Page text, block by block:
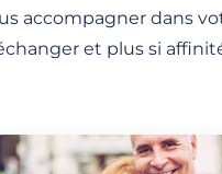
accompagner dans
et plus si